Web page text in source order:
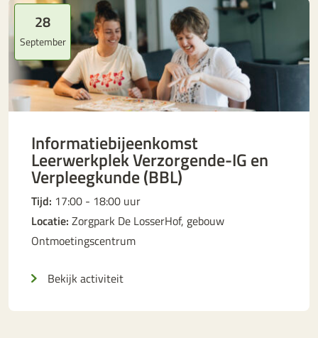
28
September
Informatiebijeenkomst
Leerwerkplek Verzorgende-IG en
Verpleegkunde (BBL)
Tijd: 17:00 - 18:00 uur
Locatie: Zorgpark De LosserHof, gebouw
Ontmoetingscentrum
Bekijk activiteit